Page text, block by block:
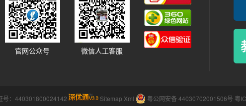
官网公众号 微信人工客服
号：440301800024142 Sitemap Xml 粤公网安备 44030702001506号 粤